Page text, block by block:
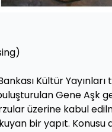
Kültür
Gene Aşk
üzerine kabul
bir yapıt. Konusu